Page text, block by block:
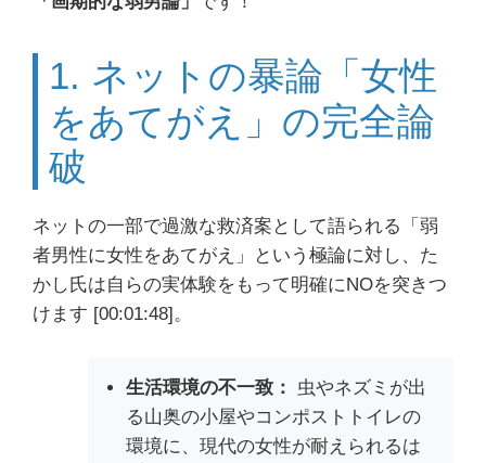
1. ネットの暴論「女性
をあてがえ」の完全論
破
ネットの一部で過激な救済案として語られる「弱
者男性に女性をあてがえ」という極論に対し、た
かし氏は自らの実体験をもって明確にNOを突きつ
けます [00:01:48]。
生活環境の不一致：
虫やネズミが出
る山奥の小屋やコンポストトイレの
環境に、現代の女性が耐えられるは